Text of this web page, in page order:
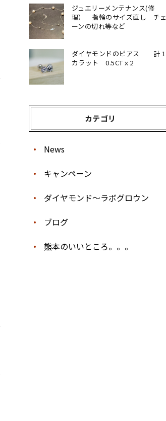
ジュエリーメンテナンス(修
理） 指輪のサイズ直し チェ
ーンの切れ等など
ダイヤモンドのピアス 計 1
カラット 0.5CTｘ2
カテゴリ
News
キャンペーン
ダイヤモンド〜ラボグロウン
ブログ
熊本のいいところ。。。